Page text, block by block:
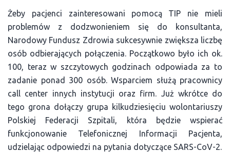
Żeby pacjenci zainteresowani pomocą TIP nie mieli
problemów z dodzwonieniem się do konsultanta,
Narodowy Fundusz Zdrowia sukcesywnie zwiększa liczbę
osób odbierających połączenia. Początkowo było ich ok.
100, teraz w szczytowych godzinach odpowiada za to
zadanie ponad 300 osób. Wsparciem służą pracownicy
call center innych instytucji oraz firm. Już wkrótce do
tego grona dołączy grupa kilkudziesięciu wolontariuszy
Polskiej Federacji Szpitali, która będzie wspierać
funkcjonowanie Telefonicznej Informacji Pacjenta,
udzielając odpowiedzi na pytania dotyczące SARS-CoV-2.